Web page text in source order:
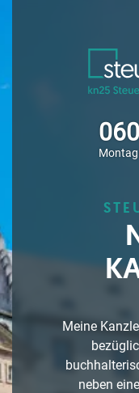
Montag
Meine
neben